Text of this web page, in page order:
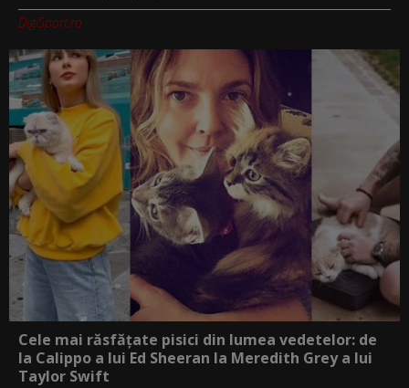
DigiSport.ro
Cele mai răsfățate pisici din lumea vedetelor: de
la Calippo a lui Ed Sheeran la Meredith Grey a lui
Taylor Swift